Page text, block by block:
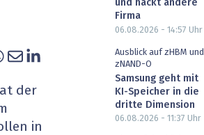
Co.
Artificial Intelligence
Finance 2030
Fintech & Insurtech
der
in
und hackt andere
Firma
06.08.2026 - 14:57 Uhr
Ausblick auf zHBM und
zNAND-O
Samsung geht mit
KI-Speicher in die
dritte Dimension
06.08.2026 - 11:37 Uhr